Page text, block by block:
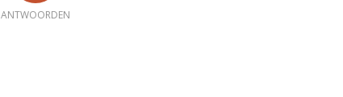
ANTWOORDEN